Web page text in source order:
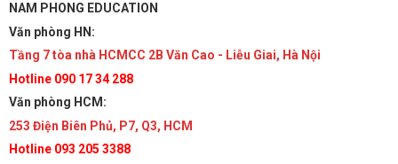
NAM PHONG EDUCATION
Văn phòng HN:
Tầng 7 tòa nhà HCMCC 2B Văn Cao - Liễu Giai, Hà Nội
Hotline 090 17 34 288
Văn phòng HCM:
253 Điện Biên Phủ, P7, Q3, HCM
Hotline 093 205 3388